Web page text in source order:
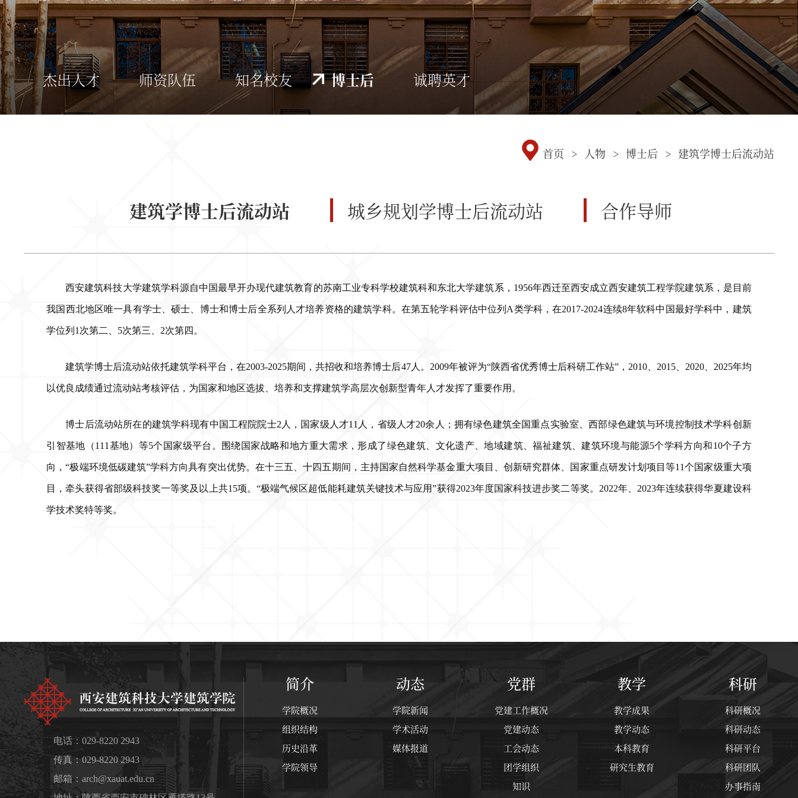
杰出人才 师资队伍 知名校友 博士后 诚聘英才
首页 > 人物 > 博士后 > 建筑学博士后流动站
建筑学博士后流动站 城乡规划学博士后流动站 合作导师
西安建筑科技大学建筑学科源自中国最早开办现代建筑教育的苏南工业专科学校建筑科和东北大学建筑系，1956年西迁至西安成立西安建筑工程学院建筑系，是目前
我国西北地区唯一具有学士、硕士、博士和博士后全系列人才培养资格的建筑学科。在第五轮学科评估中位列A类学科，在2017-2024连续8年软科中国最好学科中，建筑
学位列1次第二、5次第三、2次第四。
建筑学博士后流动站依托建筑学科平台，在2003-2025期间，共招收和培养博士后47人。2009年被评为“陕西省优秀博士后科研工作站”，2010、2015、2020、2025年均
以优良成绩通过流动站考核评估，为国家和地区选拔、培养和支撑建筑学高层次创新型青年人才发挥了重要作用。
博士后流动站所在的建筑学科现有中国工程院院士2人，国家级人才11人，省级人才20余人；拥有绿色建筑全国重点实验室、西部绿色建筑与环境控制技术学科创新
引智基地（111基地）等5个国家级平台。围绕国家战略和地方重大需求，形成了绿色建筑、文化遗产、地域建筑、福祉建筑、建筑环境与能源5个学科方向和10个子方
向，“极端环境低碳建筑”学科方向具有突出优势。在十三五、十四五期间，主持国家自然科学基金重大项目、创新研究群体、国家重点研发计划项目等11个国家级重大项
目，牵头获得省部级科技奖一等奖及以上共15项。“极端气候区超低能耗建筑关键技术与应用”获得2023年度国家科技进步奖二等奖。2022年、2023年连续获得华夏建设科
学技术奖特等奖。
电话：029-8220 2943
传真：029-8220 2943
邮箱：arch@xauat.edu.cn
简介
学院概况
组织结构
历史沿革
学院领导
动态
学院新闻
学术活动
媒体报道
党群
党建工作概况
党建动态
工会动态
团学组织
知识
教学
教学成果
教学动态
本科教育
研究生教育
科研
科研概况
科研动态
科研平台
科研团队
办事指南